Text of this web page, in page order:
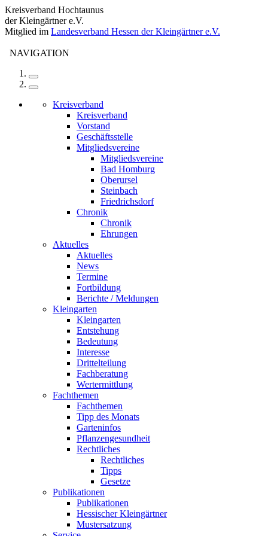
Kreisverband Hochtaunus
der Kleingärtner e.V.
Mitglied im Landesverband Hessen der Kleingärtner e.V.
NAVIGATION
Kreisverband
Kreisverband
Vorstand
Geschäftsstelle
Mitgliedsvereine
Mitgliedsvereine
Bad Homburg
Oberursel
Steinbach
Friedrichsdorf
Chronik
Chronik
Ehrungen
Aktuelles
Aktuelles
News
Termine
Fortbildung
Berichte / Meldungen
Kleingarten
Kleingarten
Entstehung
Bedeutung
Interesse
Drittelteilung
Fachberatung
Wertermittlung
Fachthemen
Fachthemen
Tipp des Monats
Garteninfos
Pflanzengesundheit
Rechtliches
Rechtliches
Tipps
Gesetze
Publikationen
Publikationen
Hessischer Kleingärtner
Mustersatzung